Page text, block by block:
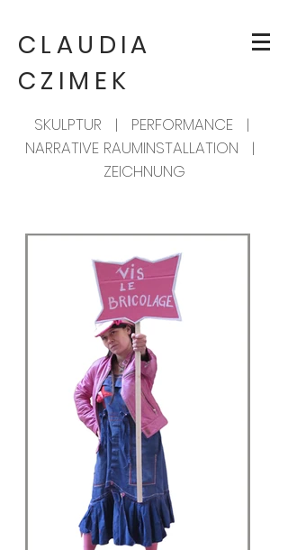
CLAUDIA
CZIMEK
SKULPTUR | PERFORMANCE |
NARRATIVE RAUMINSTALLATION |
ZEICHNUNG